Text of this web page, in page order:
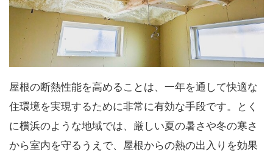
屋根の断熱性能を高めることは、一年を通して快適な
住環境を実現するために非常に有効な手段です。とく
に横浜のような地域では、厳しい夏の暑さや冬の寒さ
から室内を守るうえで、屋根からの熱の出入りを効果